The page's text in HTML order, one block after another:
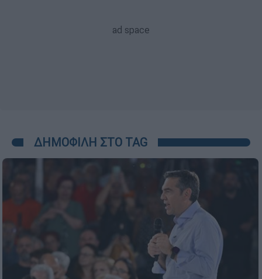
ΔΗΜΟΦΙΛΗ ΣΤΟ TAG